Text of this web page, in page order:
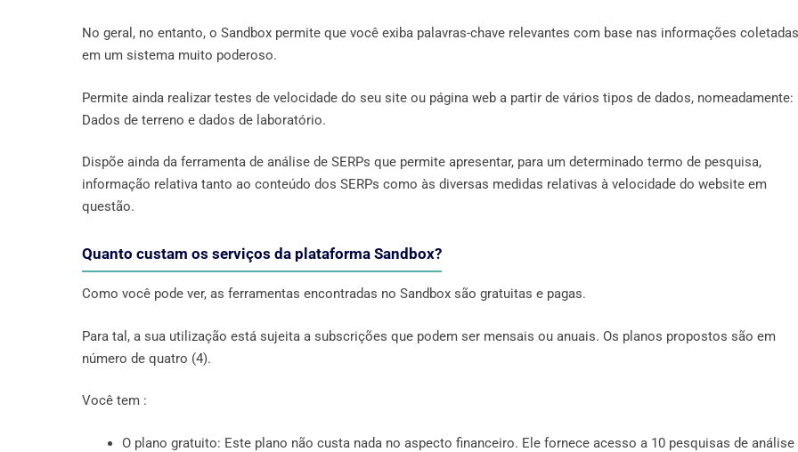
No geral, no entanto, o Sandbox permite que você exiba palavras-chave relevantes com base nas informações coletadas
em um sistema muito poderoso.
Permite ainda realizar testes de velocidade do seu site ou página web a partir de vários tipos de dados, nomeadamente:
Dados de terreno e dados de laboratório.
Dispõe ainda da ferramenta de análise de SERPs que permite apresentar, para um determinado termo de pesquisa,
informação relativa tanto ao conteúdo dos SERPs como às diversas medidas relativas à velocidade do website em
questão.
Quanto custam os serviços da plataforma Sandbox?
Como você pode ver, as ferramentas encontradas no Sandbox são gratuitas e pagas.
Para tal, a sua utilização está sujeita a subscrições que podem ser mensais ou anuais. Os planos propostos são em
número de quatro (4).
Você tem :
O plano gratuito: Este plano não custa nada no aspecto financeiro. Ele fornece acesso a 10 pesquisas de análise